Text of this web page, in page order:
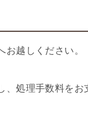
越しください。
処理手数料を